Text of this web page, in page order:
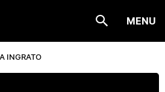
MENU
INGRATO